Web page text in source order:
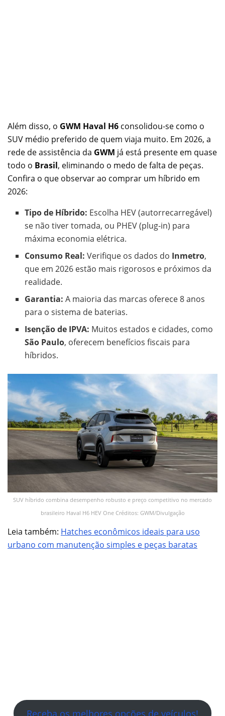
Além disso, o GWM Haval H6 consolidou-se como o
SUV médio preferido de quem viaja muito. Em 2026, a
rede de assistência da GWM já está presente em quase
todo o Brasil, eliminando o medo de falta de peças.
Confira o que observar ao comprar um híbrido em
2026:
Tipo de Híbrido: Escolha HEV (autorrecarregável)
se não tiver tomada, ou PHEV (plug-in) para
máxima economia elétrica.
Consumo Real: Verifique os dados do Inmetro,
que em 2026 estão mais rigorosos e próximos da
realidade.
Garantia: A maioria das marcas oferece 8 anos
para o sistema de baterias.
Isenção de IPVA: Muitos estados e cidades, como
São Paulo, oferecem benefícios fiscais para
híbridos.
SUV híbrido combina desempenho robusto e preço competitivo no mercado
brasileiro Haval H6 HEV One Créditos: GWM/Divulgação
Leia também: Hatches econômicos ideais para uso
urbano com manutenção simples e peças baratas